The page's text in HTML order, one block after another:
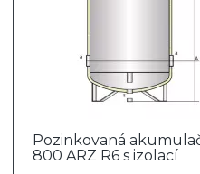
Pozinkovaná
800 ARZ R6 s izolací